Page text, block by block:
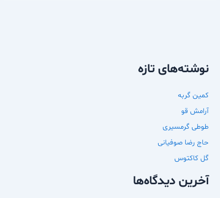
نوشته‌های تازه
کمین گربه
آرامش قو
طوطی گرمسیری
حاج رضا صوفیانی
گل کاکتوس
آخرین دیدگاه‌ها